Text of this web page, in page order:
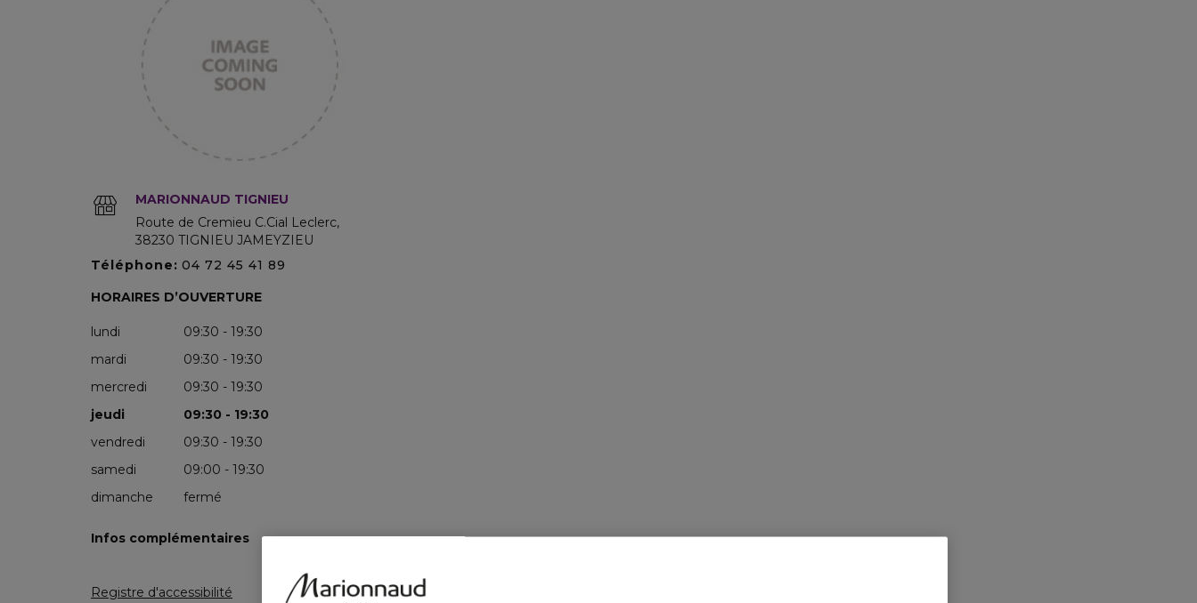
MARIONNAUD TIGNIEU
Route de Cremieu C.Cial Leclerc
38230 TIGNIEU JAMEYZIEU
Téléphone: 04 72 45 41 89
HORAIRES D’OUVERTURE
lundi
09:30 - 19:30
mardi
09:30 - 19:30
mercredi
09:30 - 19:30
jeudi
09:30 - 19:30
vendredi
09:30 - 19:30
samedi
09:00 - 19:30
dimanche
fermé
Infos complémentaires
Registre d'accessibilité